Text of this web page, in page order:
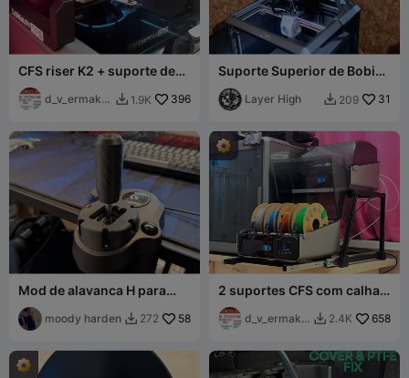
CFS riser K2 + suporte de
carretos TPU
d_v_ermako
 1.9K 396
Suporte Superior de Bobina
Creality K1 (Otimizado para
TPU)Layer High  209 31
Mod de alavanca H para
câmbio Logitech G29
moody harden  272 58
2 suportes CFS com calhas
deslizantes (não
giratórias)
d_v_ermako
 2.4K 658